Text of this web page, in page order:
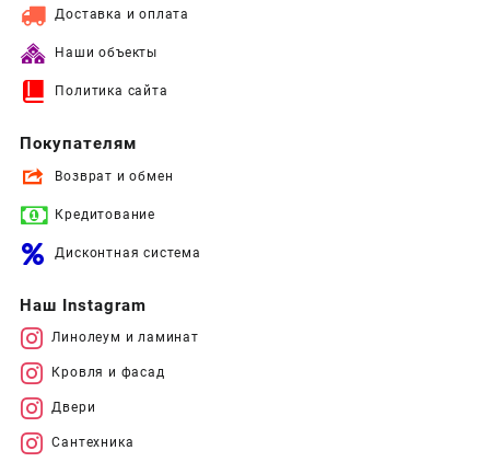
Доставка и оплата
Наши объекты
Политика сайта
Покупателям
Возврат и обмен
Кредитование
Дисконтная система
Наш Instagram
Линолеум и ламинат
Кровля и фасад
Двери
Сантехника